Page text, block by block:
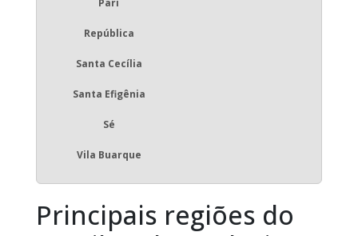
Pari
República
Santa Cecília
Santa Efigênia
Sé
Vila Buarque
Principais regiões do